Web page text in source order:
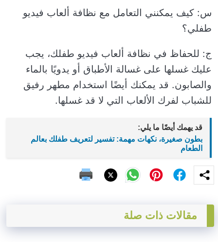
س: كيف يمكنني التعامل مع نظافة ألعاب فيديو
طفلي؟
ج: للحفاظ في نظافة ألعاب فيديو طفلك، يجب
عليك غسلها على غسالة الأطباق أو يدويًا بالماء
والصابون. قد يمكنك أيضًا استخدام مطهر رفيق
للشباب لفرك الألعاب التي لا قد غسلها.
قد يهمك أيضًا ما يلي:
بطون صغيرة، نكهات مهمة: تفسير لتعريف طفلك بعالم
الطعام
مقالات ذات صلة